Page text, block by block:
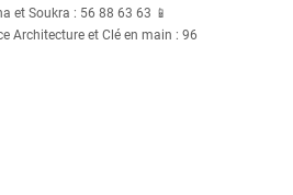
et Soukra : 56 88 63 63 📱
Architecture et Clé en main : 96